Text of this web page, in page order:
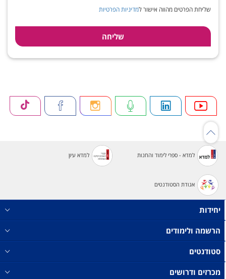
שליחת הפרטים מהווה אישור למדיניות הפרטיות
למדא - ספרי לימוד והחנות למדא עיון
אגודת הסטודנטים
יחידות
הרשמה ולימודים
סטודנטים
מכרזים ודרושים